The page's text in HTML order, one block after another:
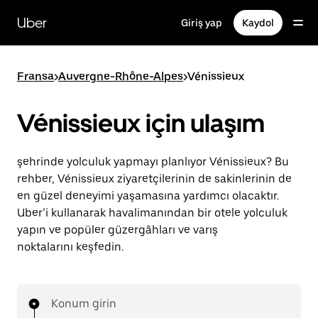
içeriğe
gidinUber Giriş yap Kaydol
Fransa>Auvergne-Rhône-Alpes>Vénissieux
Vénissieux için ulaşım
şehrinde yolculuk yapmayı planlıyor Vénissieux? Bu
rehber, Vénissieux ziyaretçilerinin de sakinlerinin de
en güzel deneyimi yaşamasına yardımcı olacaktır.
Uber’i kullanarak havalimanından bir otele yolculuk
yapın ve popüler güzergâhları ve varış
noktalarını keşfedin.
Konum girin